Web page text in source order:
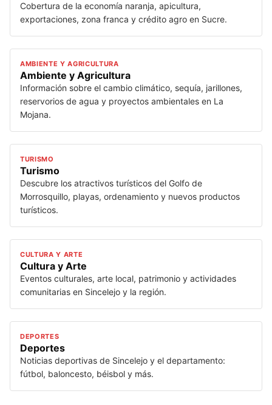
Cobertura de la economía naranja, apicultura,
exportaciones, zona franca y crédito agro en Sucre.
AMBIENTE Y AGRICULTURA
Ambiente y Agricultura
Información sobre el cambio climático, sequía, jarillones,
reservorios de agua y proyectos ambientales en La
Mojana.
TURISMO
Turismo
Descubre los atractivos turísticos del Golfo de
Morrosquillo, playas, ordenamiento y nuevos productos
turísticos.
CULTURA Y ARTE
Cultura y Arte
Eventos culturales, arte local, patrimonio y actividades
comunitarias en Sincelejo y la región.
DEPORTES
Deportes
Noticias deportivas de Sincelejo y el departamento:
fútbol, baloncesto, béisbol y más.